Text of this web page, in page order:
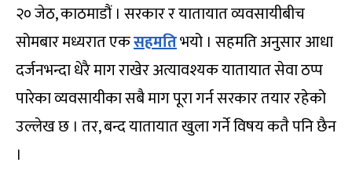
२० जेठ, काठमाडौं । सरकार र यातायात व्यवसायीबीच
सोमबार मध्यरात एकसहमतिभयो । सहमति अनुसार आधा
दर्जनभन्दा धेरै माग राखेर अत्यावश्यक यातायात सेवा ठप्प
पारेका व्यवसायीका सबै माग पूरा गर्न सरकार तयार रहेको
उल्लेख छ । तर, बन्द यातायात खुला गर्ने विषय कतै पनि छैन
।